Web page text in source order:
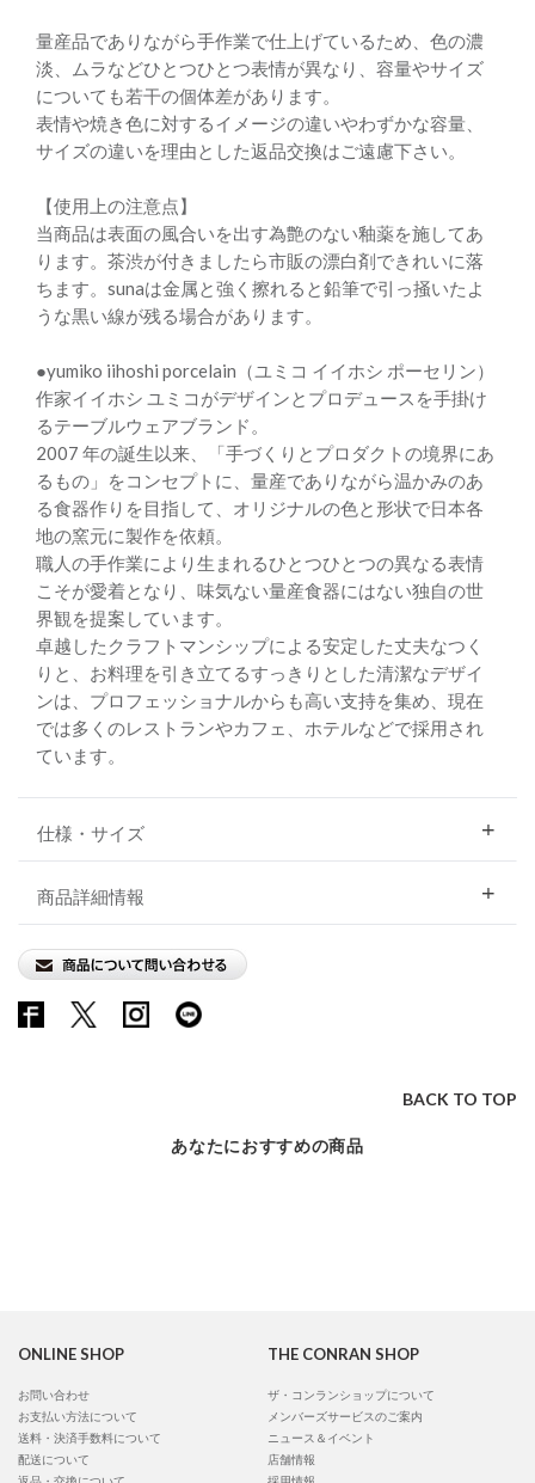
量産品でありながら手作業で仕上げているため、色の濃
淡、ムラなどひとつひとつ表情が異なり、容量やサイズ
についても若干の個体差があります。
表情や焼き色に対するイメージの違いやわずかな容量、
サイズの違いを理由とした返品交換はご遠慮下さい。
【使用上の注意点】
当商品は表面の風合いを出す為艶のない釉薬を施してあ
ります。茶渋が付きましたら市販の漂白剤できれいに落
ちます。sunaは金属と強く擦れると鉛筆で引っ掻いたよ
うな黒い線が残る場合があります。
●yumiko iihoshi porcelain（ユミコ イイホシ ポーセリン）
作家イイホシ ユミコがデザインとプロデュースを手掛け
るテーブルウェアブランド。
2007 年の誕生以来、「手づくりとプロダクトの境界にあ
るもの」をコンセプトに、量産でありながら温かみのあ
る食器作りを目指して、オリジナルの色と形状で日本各
地の窯元に製作を依頼。
職人の手作業により生まれるひとつひとつの異なる表情
こそが愛着となり、味気ない量産食器にはない独自の世
界観を提案しています。
卓越したクラフトマンシップによる安定した丈夫なつく
りと、お料理を引き立てるすっきりとした清潔なデザイ
ンは、プロフェッショナルからも高い支持を集め、現在
では多くのレストランやカフェ、ホテルなどで採用され
ています。
仕様・サイズ
商品詳細情報
BACK TO TOP
あなたにおすすめの商品
ONLINE SHOP
お問い合わせ
お支払い方法について
送料・決済手数料について
配送について
THE CONRAN SHOP
ザ・コンランショップについて
メンバーズサービスのご案内
ニュース＆イベント
店舗情報